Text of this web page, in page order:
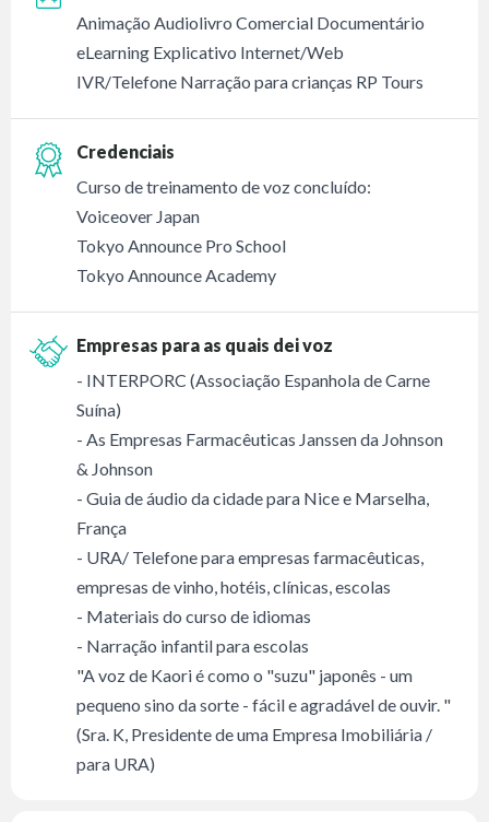
Animação Audiolivro Comercial Documentário
eLearning Explicativo Internet/Web
IVR/Telefone Narração para crianças RP Tours
Credenciais
Curso de treinamento de voz concluído:
Voiceover Japan
Tokyo Announce Pro School
Tokyo Announce Academy
Empresas para as quais dei voz
- INTERPORC (Associação Espanhola de Carne
Suína)
- As Empresas Farmacêuticas Janssen da Johnson
& Johnson
- Guia de áudio da cidade para Nice e Marselha,
França
- URA/ Telefone para empresas farmacêuticas,
empresas de vinho, hotéis, clínicas, escolas
- Materiais do curso de idiomas
- Narração infantil para escolas
"A voz de Kaori é como o "suzu" japonês - um
pequeno sino da sorte - fácil e agradável de ouvir. "
(Sra. K, Presidente de uma Empresa Imobiliária /
para URA)